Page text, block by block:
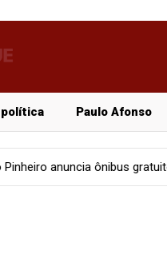
política Paulo Afonso
aos domingos em